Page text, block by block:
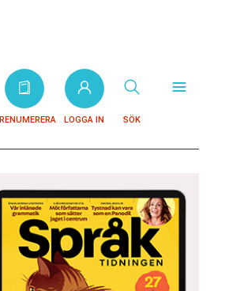
LOGGA IN SÖK